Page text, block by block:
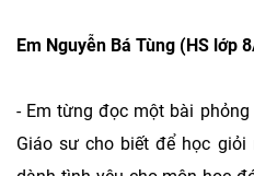
Em Nguyễn Bá Tùng (HS lớp
- Em từng đọc một bài
Giáo sư cho biết để học